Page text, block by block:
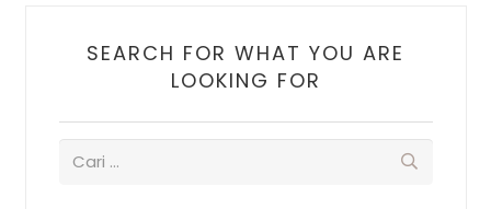
SEARCH FOR WHAT YOU ARE
LOOKING FOR